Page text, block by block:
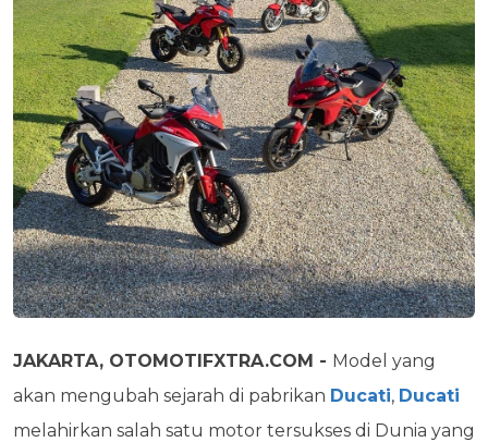
JAKARTA, OTOMOTIFXTRA.COM - Model yang
akan mengubah sejarah di pabrikan Ducati, Ducati
melahirkan salah satu motor tersukses di Dunia yang